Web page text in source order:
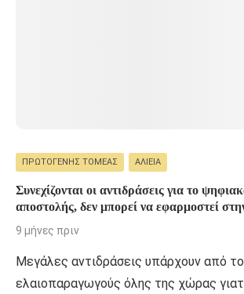
ΠΡΩΤΟΓΕΝΉΣ ΤΟΜΈΑΣ ΑΛΙΕΊΑ
Συνεχίζονται οι αντιδράσεις για το
αποστολής, δεν μπορεί να εφαρμοστεί
ελαιοκαλλιέργεια
9 μήνες πριν
Μεγάλες αντιδράσεις υπάρχουν από
ελαιοπαραγωγούς όλης της χώρας